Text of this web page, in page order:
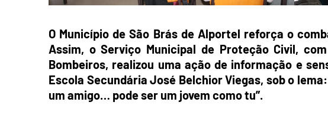
O Município de São Brás de Alportel reforça o
Assim, o Serviço Municipal de Proteção Civil,
Bombeiros, realizou uma ação de informação e
Escola Secundária José Belchior Viegas, sob o lema:
um amigo… pode ser um jovem como tu”.